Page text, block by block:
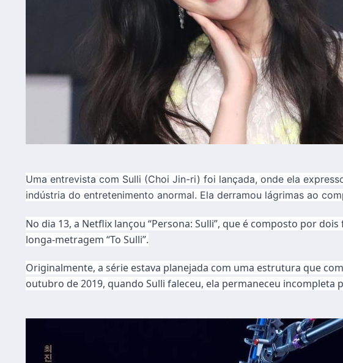
Uma entrevista com Sulli (Choi Jin-ri) foi lançada, onde ela
indústria do entretenimento anormal. Ela derramou lágrimas ao
No dia 13, a Netflix lançou “Persona: Sulli”, que é composto por
longa-metragem “To Sulli”.
Originalmente, a série estava planejada com uma estrutura que
outubro de 2019, quando Sulli faleceu, ela permaneceu